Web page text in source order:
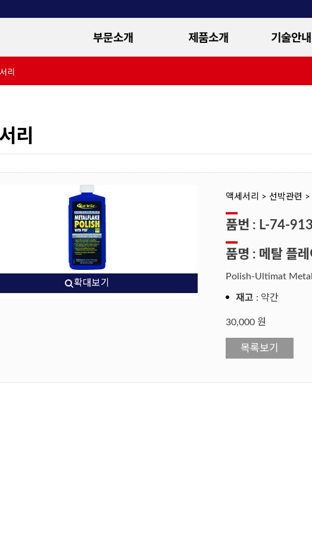
부문소개 제품소개 기술안
리
리
확대보기
액세서리 > 선박관련
품번 : L-74-
품명 : 메탈 플
Polish-Ultimat
재고 : 약간
30,000 원
목록보기